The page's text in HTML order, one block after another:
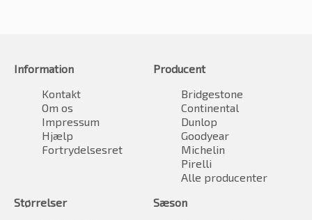
Information
Kontakt
Om os
Impressum
Hjælp
Fortrydelsesret
Producent
Bridgestone
Continental
Dunlop
Goodyear
Michelin
Pirelli
Alle producenter
Størrelser
Sæson